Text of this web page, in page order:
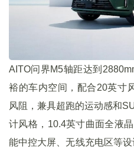
AITO问界M5轴距达到
裕的车内空间，配合20英寸
风阻，兼具超跑的运动感和
计风格，10.4英寸曲面全液
能中控大屏、无线充电区等